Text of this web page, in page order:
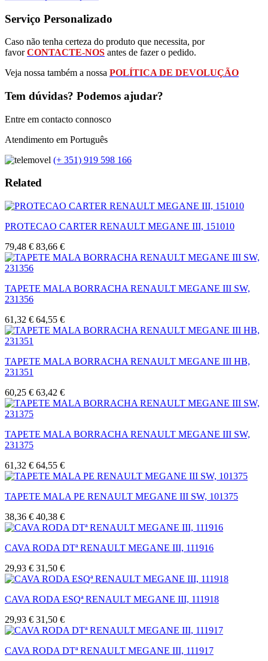
Serviço Personalizado
Caso não tenha certeza do produto que necessita, por
favorCONTACTE-NOS antes de fazer o pedido.
Veja nossa também a nossa POLÍTICA DE DEVOLUÇÃO
Tem dúvidas? Podemos ajudar?
Entre em contacto connosco
Atendimento em Português
(+ 351) 919 598 166
Related
PROTECAO CARTER RENAULT MEGANE III, 151010
79,48 € 83,66 €
TAPETE MALA BORRACHA RENAULT MEGANE III SW,
231356
61,32 € 64,55 €
TAPETE MALA BORRACHA RENAULT MEGANE III HB,
231351
60,25 € 63,42 €
TAPETE MALA BORRACHA RENAULT MEGANE III SW,
231375
61,32 € 64,55 €
TAPETE MALA PE RENAULT MEGANE III SW, 101375
38,36 € 40,38 €
CAVA RODA DTª RENAULT MEGANE III, 111916
29,93 € 31,50 €
CAVA RODA ESQª RENAULT MEGANE III, 111918
29,93 € 31,50 €
CAVA RODA DTª RENAULT MEGANE III, 111917